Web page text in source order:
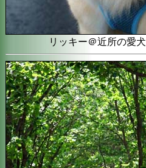
リッキー＠近所の愛犬